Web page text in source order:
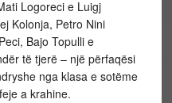
Logoreci e Luigj
Kolonja, Petro Nini
Bajo Topulli e
të tjerë – një përfaqësi
nga klasa e sotëme
a krahine.